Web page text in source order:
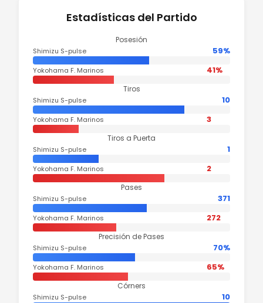
Estadísticas del Partido
Posesión
Shimizu S-pulse 59%
Yokohama F. Marinos 41%
Tiros
Shimizu S-pulse 10
Yokohama F. Marinos 3
Tiros a Puerta
Shimizu S-pulse 1
Yokohama F. Marinos 2
Pases
Shimizu S-pulse 371
Yokohama F. Marinos 272
Precisión de Pases
Shimizu S-pulse 70%
Yokohama F. Marinos 65%
Córners
Shimizu S-pulse 10